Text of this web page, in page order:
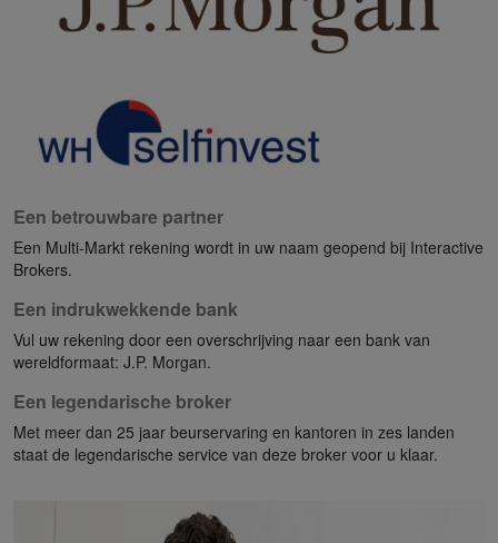
Een betrouwbare partner
Een Multi-Markt rekening wordt in uw naam geopend bij Interactive
Brokers.
Een indrukwekkende bank
Vul uw rekening door een overschrijving naar een bank van
wereldformaat: J.P. Morgan.
Een legendarische broker
Met meer dan 25 jaar beurservaring en kantoren in zes landen
staat de legendarische service van deze broker voor u klaar.